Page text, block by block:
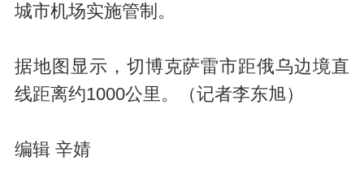
城市机场实施管制。
据地图显示，切博克萨雷市距俄乌边境直
线距离约1000公里。（记者李东旭）
编辑 辛婧